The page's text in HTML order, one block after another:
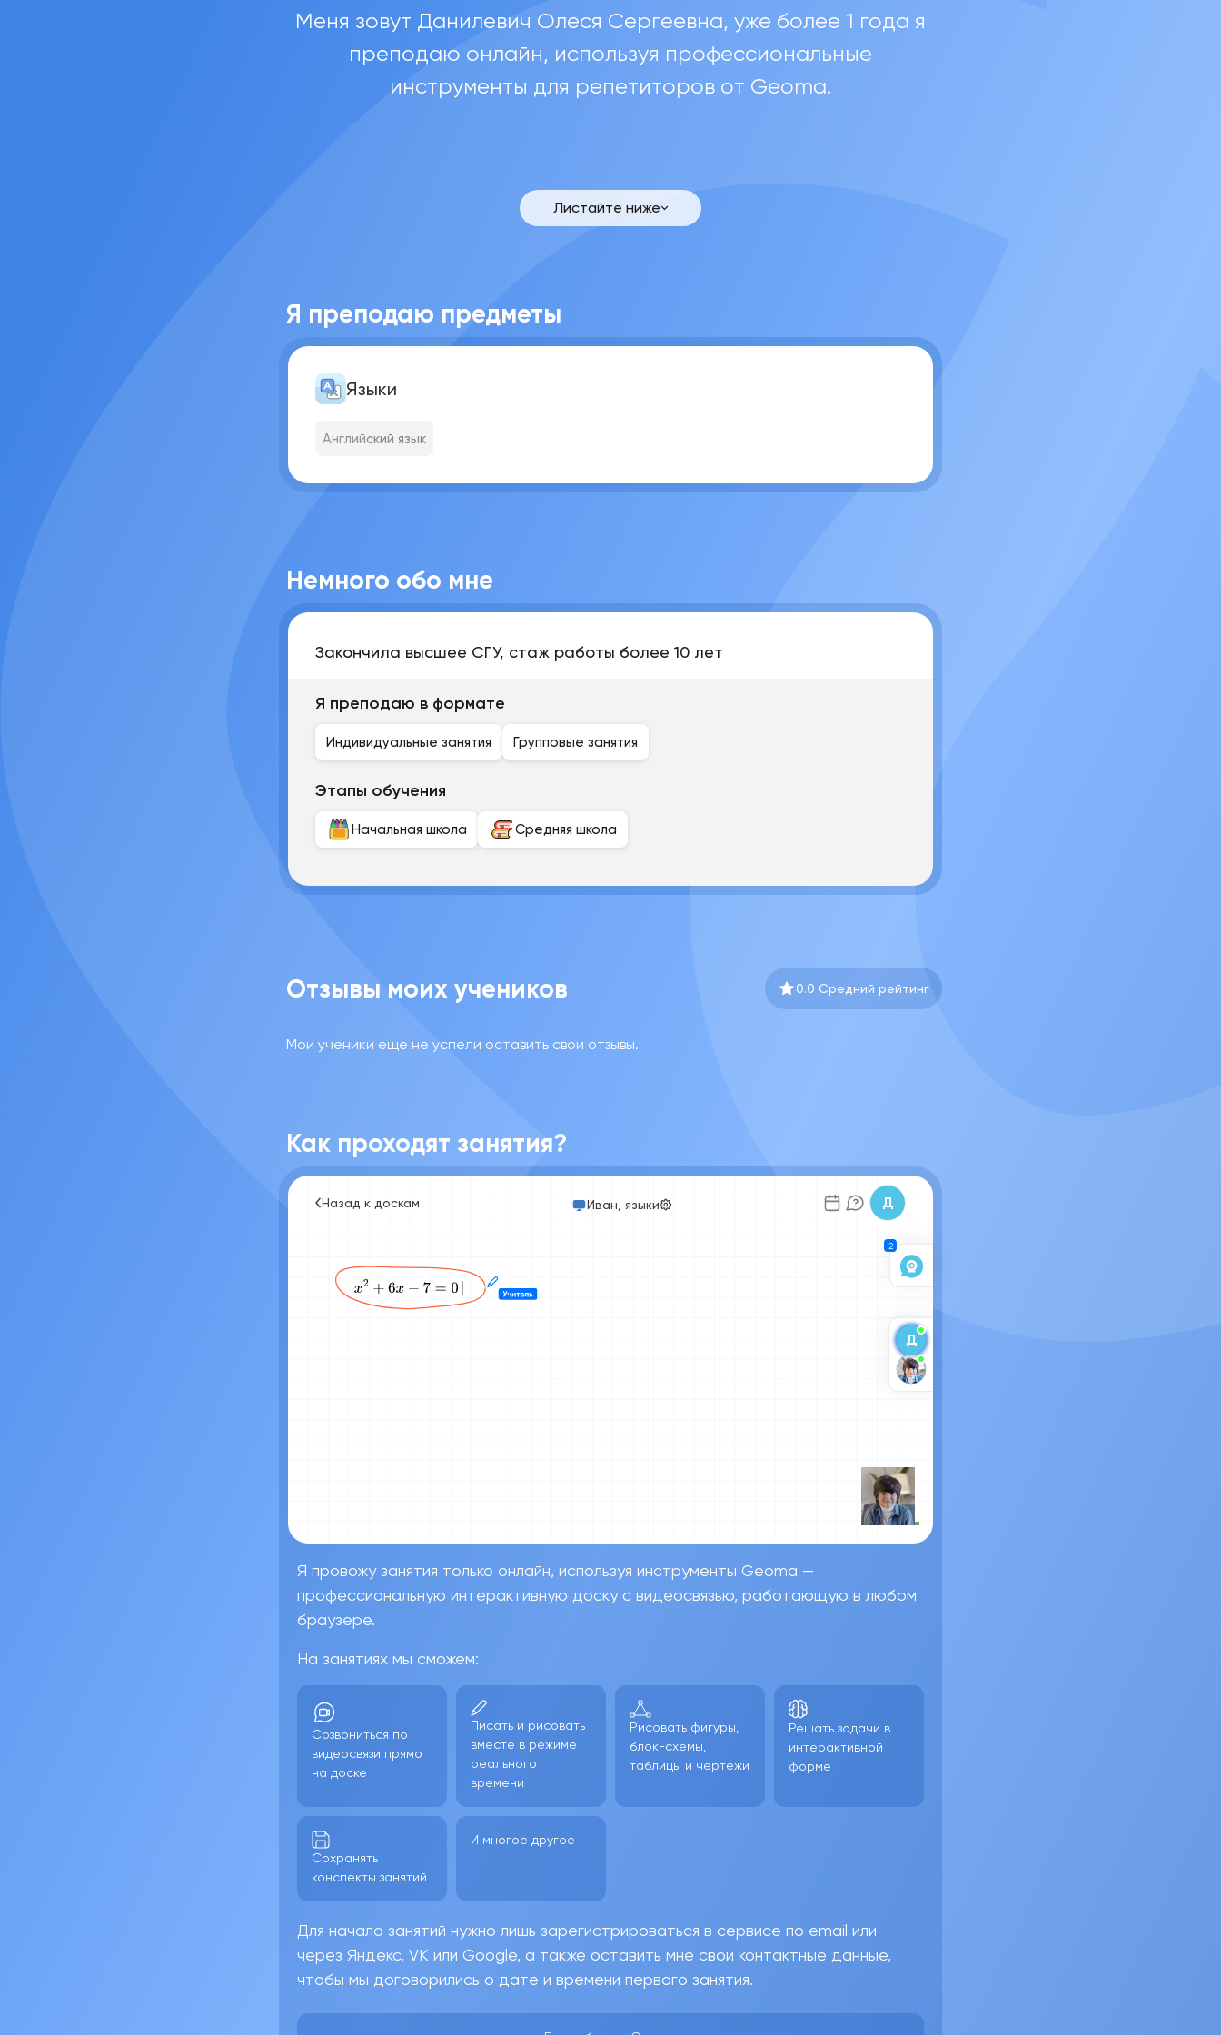
Меня зовут Данилевич Олеся Сергеевна, уже более 1 года я
преподаю онлайн, используя профессиональные
инструменты для репетиторов от Geoma.
Листайте ниже
Данилевич Олеся Сергеевна
Я преподаю предметы
Языки
Английский язык
Немного обо мне
Закончила высшее СГУ, стаж работы более 10 лет
Я преподаю в формате
Индивидуальные занятия Групповые занятия
Этапы обучения
Начальная школа Средняя школа
Отзывы моих учеников 0.0 Средний рейтинг
Мои ученики еще не успели оставить свои отзывы.
Как проходят занятия?
Назад к доскам Иван, языки Д
2
Д
Я провожу занятия только онлайн, используя инструменты Geoma —
профессиональную интерактивную доску с видеосвязью, работающую в любом
браузере.
На занятиях мы сможем:
Созвониться по
видеосвязи прямо
на доске
Писать и рисовать
вместе в режиме
реального
времени
Рисовать фигуры,
блок-схемы,
таблицы и чертежи
Решать задачи в
интерактивной
форме
Сохранять
конспекты занятий
И многое другое
Для начала занятий нужно лишь зарегистрироваться в сервисе по email или
через Яндекс, VK или Google, а также оставить мне свои контактные данные,
чтобы мы договорились о дате и времени первого занятия.